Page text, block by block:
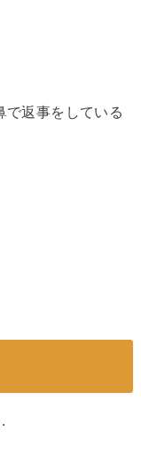
で返事をしている